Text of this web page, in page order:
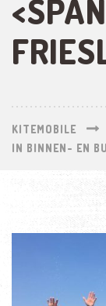
KITEMOBILE
IN BINNEN- EN